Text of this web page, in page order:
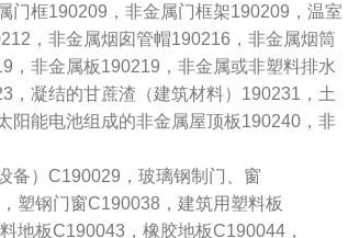
门框190209，非金属门框架190209，温室
，非金属烟囱管帽190216，非金属烟筒
，非金属板190219，非金属或非塑料排水
，凝结的甘蔗渣（建筑材料）190231，土
阳能电池组成的非金属屋顶板190240，非
备）C190029，玻璃钢制门、窗
塑钢门窗C190038，建筑用塑料板
地板C190043，橡胶地板C190044，